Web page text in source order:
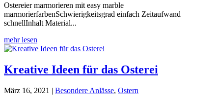
Ostereier marmorieren mit easy marble
marmorierfarbenSchwierigkeitsgrad einfach Zeitaufwand
schnellInhalt Material...
mehr lesen
Kreative Ideen für das Osterei
März 16, 2021 | Besondere Anlässe, Ostern